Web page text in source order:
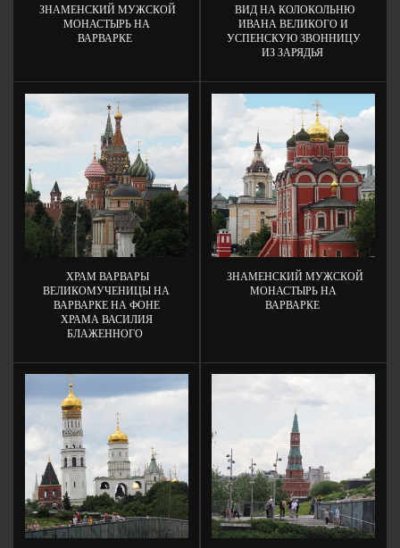
ЗНАМЕНСКИЙ МУЖСКОЙ
МОНАСТЫРЬ НА
ВАРВАРКЕ
ВИД НА КОЛОКОЛЬНЮ
ИВАНА ВЕЛИКОГО И
УСПЕНСКУЮ ЗВОННИЦУ
ИЗ ЗАРЯДЬЯ
ХРАМ ВАРВАРЫ
ВЕЛИКОМУЧЕНИЦЫ НА
ВАРВАРКЕ НА ФОНЕ
ХРАМА ВАСИЛИЯ
БЛАЖЕННОГО
ЗНАМЕНСКИЙ МУЖСКОЙ
МОНАСТЫРЬ НА
ВАРВАРКЕ